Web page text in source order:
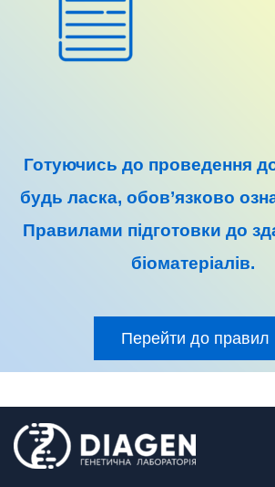
Готуючись до проведення
будь ласка, обов’язково
Правилами підготовки до
біоматеріалів.
Перейти до правил